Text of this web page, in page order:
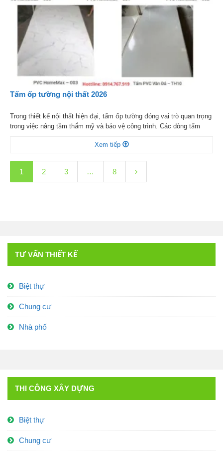
Tấm ốp tường nội thất 2026
Trong thiết kế nội thất hiện đại, tấm ốp tường đóng vai trò quan trọng
trong việc nâng tầm thẩm mỹ và bảo vệ công trình. Các dòng tấm
tre kết hợp hoàn hảo với sàn gỗ công nghiệp, tạo nên […]
Xem tiếp
1 2 3 … 8
TƯ VẤN THIẾT KẾ
Biệt thự
Chung cư
Nhà phố
THI CÔNG XÂY DỰNG
Biệt thự
Chung cư